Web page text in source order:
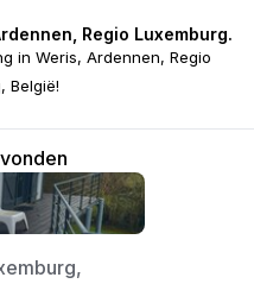
Regio Luxemburg.
in Weris, Ardennen, Regio
België!